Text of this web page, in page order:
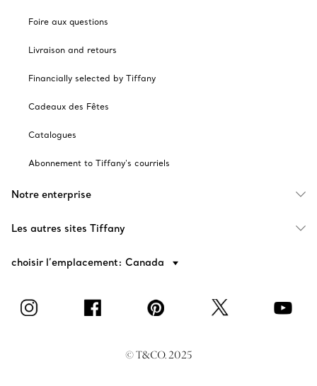
Foire aux questions
Livraison and retours
Financially selected by Tiffany
Cadeaux des Fêtes
Catalogues
Abonnement to Tiffany's courriels
Notre enterprise
Les autres sites Tiffany
choisir l’emplacement: Canada
© T&CO. 2025